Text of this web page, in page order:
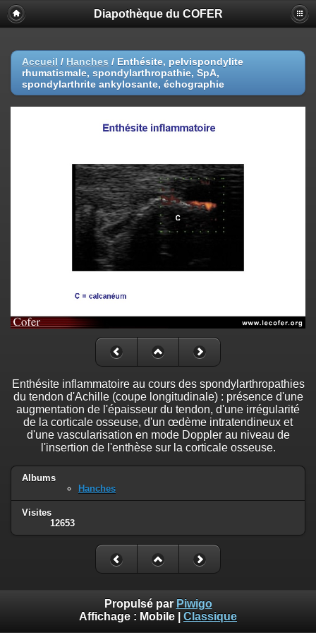
Diapothèque du COFER
Accueil / Hanches / Enthésite, pelvispondylite
rhumatismale, spondylarthropathie, SpA,
spondylarthrite ankylosante, échographie
Enthésite inflammatoire au cours des spondylarthropathies
du tendon d'Achille (coupe longitudinale) : présence d'une
augmentation de l'épaisseur du tendon, d'une irrégularité
de la corticale osseuse, d'un œdème intratendineux et
d'une vascularisation en mode Doppler au niveau de
l'insertion de l'enthèse sur la corticale osseuse.
Albums
Hanches
Visites
12653
Propulsé par Piwigo
Affichage : Mobile Classique